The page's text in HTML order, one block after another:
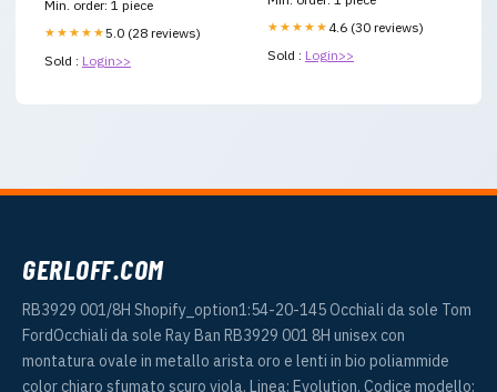
are injecting these daily. Even
if it seems
Min. order: 1 piece
★★★★★5.0 (28 reviews)
Sold : Login>>
★★★★★ 4.6 (30 reviews)
Sold : Login>>
GERLOFF.COM
RB3929 001/8H Shopify_option1:54-20-145 Occhiali da sole Tom
FordOcchiali da sole Ray Ban RB3929 001 8H unisex con
montatura ovale in metallo arista oro e lenti in bio poliammide
color chiaro sfumato scuro viola. Linea: Evolution. Codice modello: